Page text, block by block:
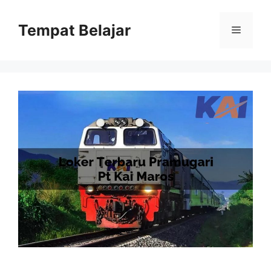
contentTempat Belajar Menu